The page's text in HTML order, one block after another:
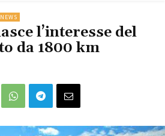
NEWS
l’interesse del
da 1800 km